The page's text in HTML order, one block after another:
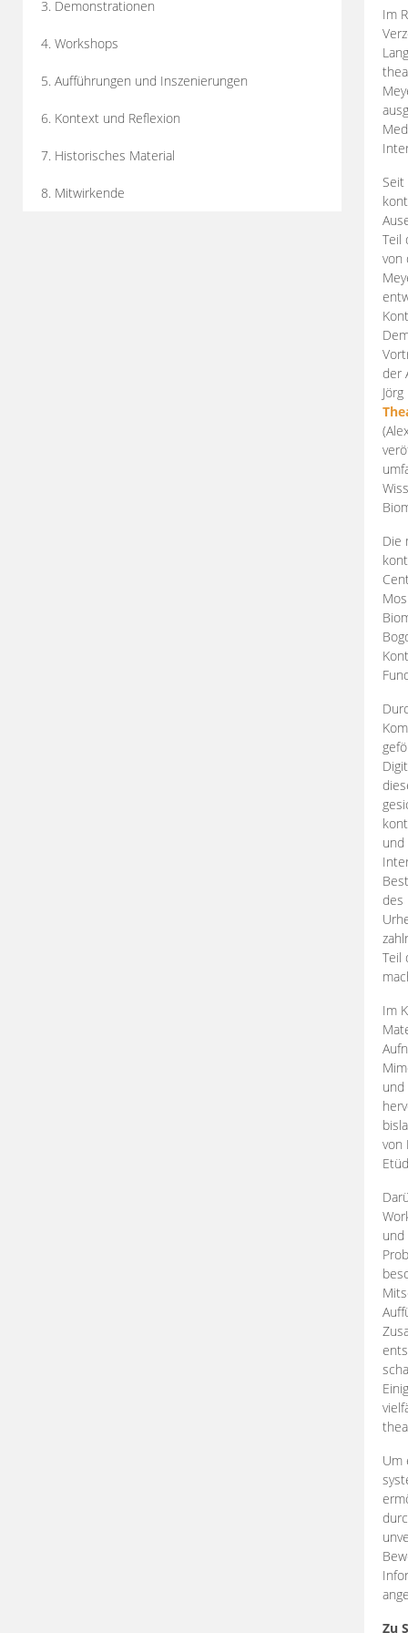
3. Demonstrationen
4. Workshops
5. Aufführungen und Inszenierungen
6. Kontext und Reflexion
7. Historisches Material
8. Mitwirkende
Im
Teil
von
der
Die
des
Teil
Im
und
von
und
Um
Zu